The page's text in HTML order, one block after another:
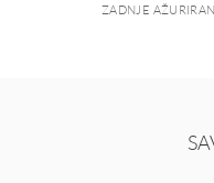
ZADNJE